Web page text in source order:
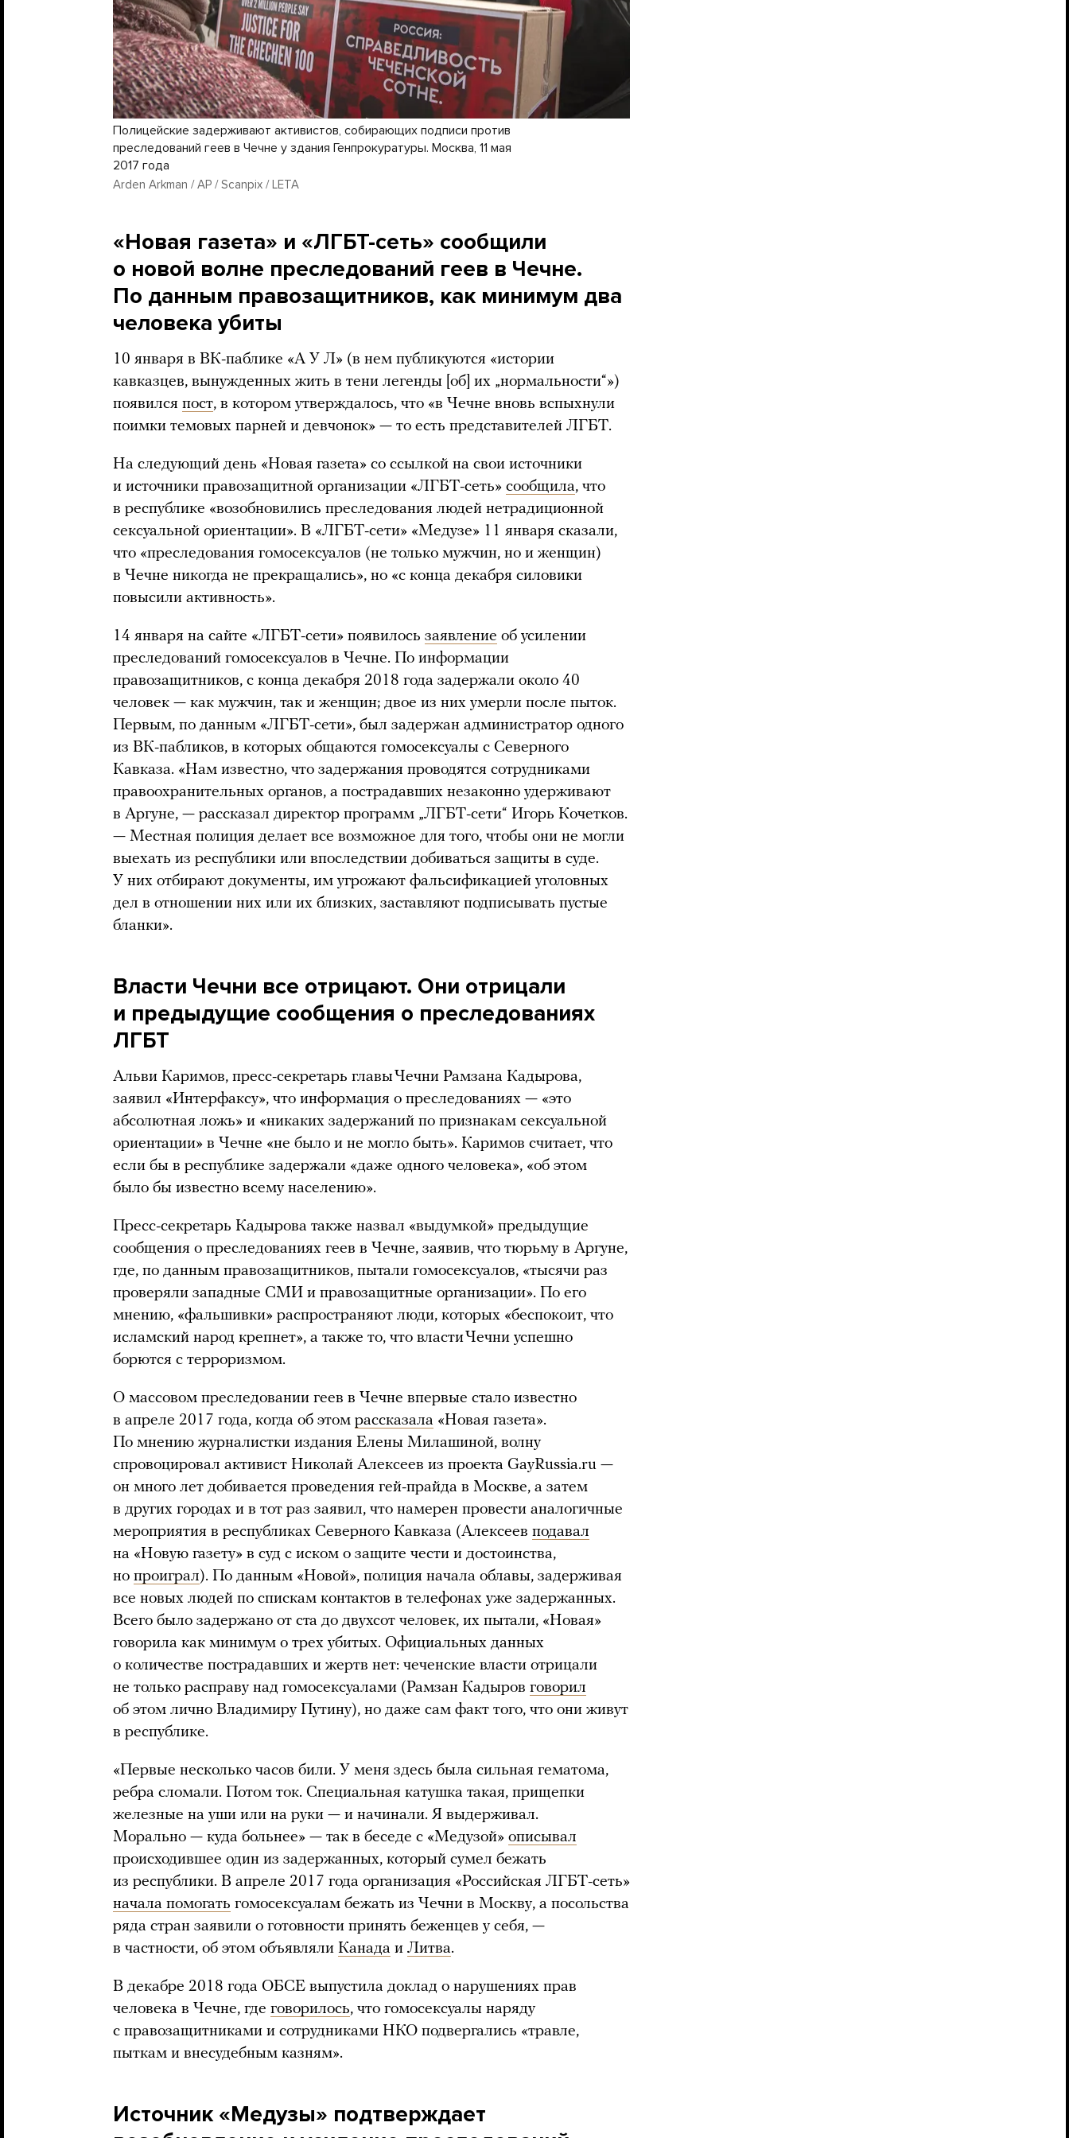
Полицейские задерживают активистов, собирающих подписи против
преследований геев в Чечне у здания Генпрокуратуры. Москва, 11 мая
2017 года
Arden Arkman / AP / Scanpix / LETA
«Новая газета» и «ЛГБТ-сеть» сообщили
о новой волне преследований геев в Чечне.
По данным правозащитников, как минимум два
человека убиты
10 января в ВК-паблике «А У Л» (в нем публикуются «истории
кавказцев, вынужденных жить в тени легенды [об] их „нормальности“»)
появился пост, в котором утверждалось, что «в Чечне вновь вспыхнули
поимки темовых парней и девчонок» — то есть представителей ЛГБТ.
На следующий день «Новая газета» со ссылкой на свои источники
и источники правозащитной организации «ЛГБТ-сеть» сообщила, что
в республике «возобновились преследования людей нетрадиционной
сексуальной ориентации». В «ЛГБТ-сети» «Медузе» 11 января сказали,
что «преследования гомосексуалов (не только мужчин, но и женщин)
в Чечне никогда не прекращались», но «с конца декабря силовики
повысили активность».
14 января на сайте «ЛГБТ-сети» появилось заявление об усилении
преследований гомосексуалов в Чечне. По информации
правозащитников, с конца декабря 2018 года задержали около 40
человек — как мужчин, так и женщин; двое из них умерли после пыток.
Первым, по данным «ЛГБТ-сети», был задержан администратор одного
из ВК-пабликов, в которых общаются гомосексуалы с Северного
Кавказа. «Нам известно, что задержания проводятся сотрудниками
правоохранительных органов, а пострадавших незаконно удерживают
в Аргуне, — рассказал директор программ „ЛГБТ-сети“ Игорь Кочетков.
— Местная полиция делает все возможное для того, чтобы они не могли
выехать из республики или впоследствии добиваться защиты в суде.
У них отбирают документы, им угрожают фальсификацией уголовных
дел в отношении них или их близких, заставляют подписывать пустые
бланки».
Власти Чечни все отрицают. Они отрицали
и предыдущие сообщения о преследованиях
ЛГБТ
Альви Каримов, пресс-секретарь главы Чечни Рамзана Кадырова,
заявил «Интерфаксу», что информация о преследованиях — «это
абсолютная ложь» и «никаких задержаний по признакам сексуальной
ориентации» в Чечне «не было и не могло быть». Каримов считает, что
если бы в республике задержали «даже одного человека», «об этом
было бы известно всему населению».
Пресс-секретарь Кадырова также назвал «выдумкой» предыдущие
сообщения о преследованиях геев в Чечне, заявив, что тюрьму в Аргуне,
где, по данным правозащитников, пытали гомосексуалов, «тысячи раз
проверяли западные СМИ и правозащитные организации». По его
мнению, «фальшивки» распространяют люди, которых «беспокоит, что
исламский народ крепнет», а также то, что власти Чечни успешно
борются с терроризмом.
О массовом преследовании геев в Чечне впервые стало известно
в апреле 2017 года, когда об этом рассказала «Новая газета».
По мнению журналистки издания Елены Милашиной, волну
спровоцировал активист Николай Алексеев из проекта GayRussia.ru —
он много лет добивается проведения гей-прайда в Москве, а затем
в других городах и в тот раз заявил, что намерен провести аналогичные
мероприятия в республиках Северного Кавказа (Алексеев подавал
на «Новую газету» в суд с иском о защите чести и достоинства,
но проиграл). По данным «Новой», полиция начала облавы, задерживая
все новых людей по спискам контактов в телефонах уже задержанных.
Всего было задержано от ста до двухсот человек, их пытали, «Новая»
говорила как минимум о трех убитых. Официальных данных
о количестве пострадавших и жертв нет: чеченские власти отрицали
не только расправу над гомосексуалами (Рамзан Кадыров говорил
об этом лично Владимиру Путину), но даже сам факт того, что они живут
в республике.
«Первые несколько часов били. У меня здесь была сильная гематома,
ребра сломали. Потом ток. Специальная катушка такая, прищепки
железные на уши или на руки — и начинали. Я выдерживал.
Морально — куда больнее» — так в беседе с «Медузой» описывал
происходившее один из задержанных, который сумел бежать
из республики. В апреле 2017 года организация «Российская ЛГБТ-сеть»
начала помогать гомосексуалам бежать из Чечни в Москву, а посольства
ряда стран заявили о готовности принять беженцев у себя, —
в частности, об этом объявляли Канада и Литва.
В декабре 2018 года ОБСЕ выпустила доклад о нарушениях прав
человека в Чечне, где говорилось, что гомосексуалы наряду
с правозащитниками и сотрудниками НКО подвергались «травле,
пыткам и внесудебным казням».
Источник «Медузы» подтверждает